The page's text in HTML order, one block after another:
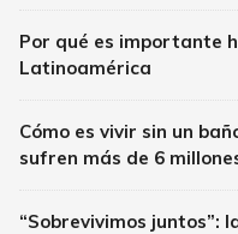
Por qué es importante
Latinoamérica
Cómo es vivir sin un
sufren más de 6
“Sobrevivimos juntos”: